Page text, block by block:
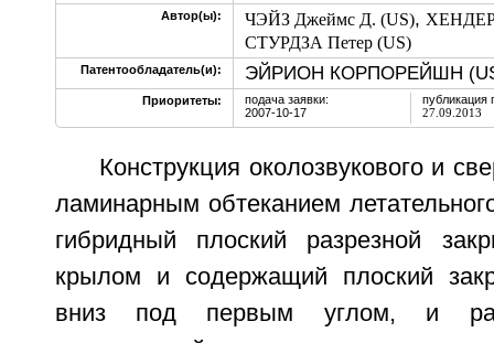
Автор(ы): ЧЭЙЗ Джеймс Д. (US),
СТУРДЗА Петер (US)
Патентообладатель(и): ЭЙРИОН КОРПОРЕЙШН
Приоритеты:
подача заявки:
2007-10-17
публикация
27.09.2013
Конструкция околозвукового и
ламинарным обтеканием
гибридный плоский разрезной
крылом и содержащий плоский
вниз под первым углом, и